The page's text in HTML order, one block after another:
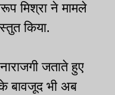
मिश्रा ने मामले
किया.
जताते हुए
बावजूद भी अब